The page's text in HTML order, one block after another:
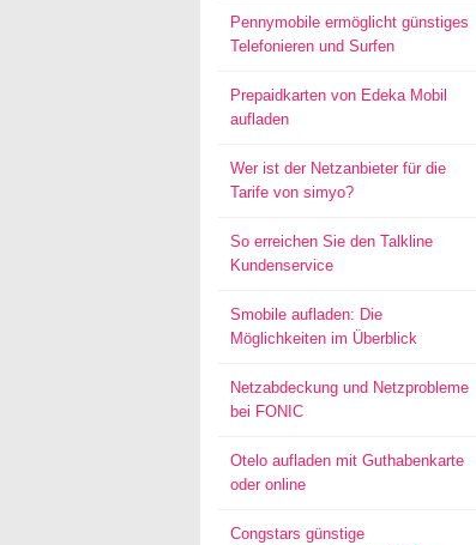
Pennymobile ermöglicht günstiges
Telefonieren und Surfen
Prepaidkarten von Edeka Mobil
aufladen
Wer ist der Netzanbieter für die
Tarife von simyo?
So erreichen Sie den Talkline
Kundenservice
Smobile aufladen: Die
Möglichkeiten im Überblick
Netzabdeckung und Netzprobleme
bei FONIC
Otelo aufladen mit Guthabenkarte
oder online
Congstars günstige